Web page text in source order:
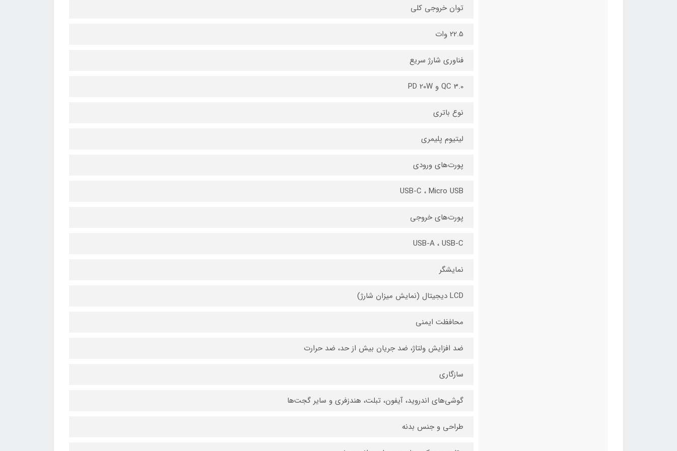
توان خروجی کلی
22.5 وات
فناوری شارژ سریع
QC 3.0 و PD 20W
نوع باتری
لیتیوم پلیمری
پورت‌های ورودی
USB-C ، Micro USB
پورت‌های خروجی
USB-A ، USB-C
نمایشگر
LCD دیجیتال (نمایش میزان شارژ)
محافظت ایمنی
ضد افزایش ولتاژ، ضد جریان بیش از حد، ضد حرارت
سازگاری
گوشی‌های اندروید، آیفون، تبلت، هندزفری و سایر گجت‌ها
طراحی و جنس بدنه